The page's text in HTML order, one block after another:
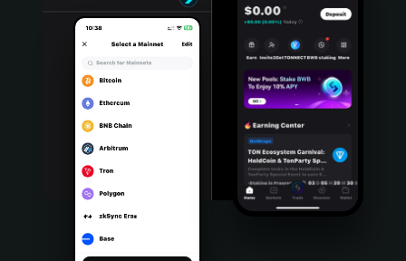
Português (Portugal)
Bahasa Indonesia
Português (Brasil)